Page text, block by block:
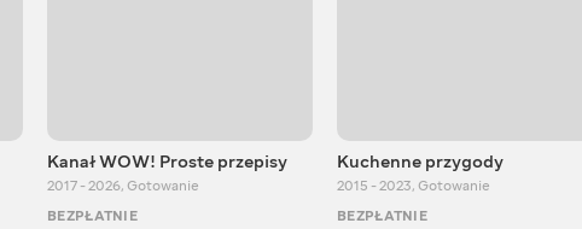
Kanał WOW! Proste przepisy
2017 - 2026, Gotowanie
BEZPŁATNIE
Kuchenne przygody
2015 - 2023, Gotowanie
BEZPŁATNIE